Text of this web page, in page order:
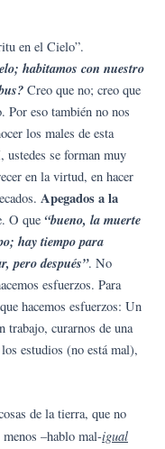
en el Cielo”.
habitamos con nuestro
Creo que no; creo que
Por eso también no nos
los males de esta
se forman muy
en la virtud, en hacer
Apegados a la
O que “bueno, la muerte
hay tiempo para
pero después”. No
esfuerzos. Para
hacemos esfuerzos: Un
trabajo, curarnos de una
estudios (no está mal),
de la tierra, que no
–hablo mal-igual